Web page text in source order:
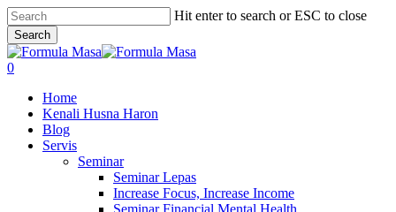
Skip
to
main
content
Hit enter to search or ESC to close
Search
Close
Search
search
0
Home
Kenali Husna Haron
Blog
Servis
Seminar
Seminar Lepas
Increase Focus, Increase Income
Seminar Financial Mental Health